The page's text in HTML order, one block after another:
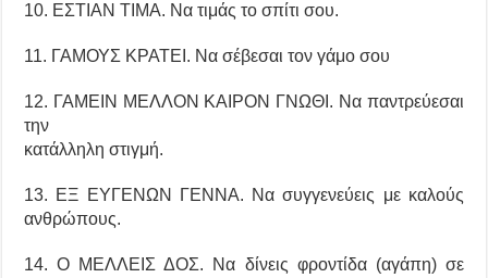
10. ΕΣΤΙΑΝ ΤΙΜΑ. Να τιμάς το σπίτι σου.
11. ΓΑΜΟΥΣ ΚΡΑΤΕΙ. Να σέβεσαι τον γάμο σου
12. ΓΑΜΕΙΝ ΜΕΛΛΟΝ ΚΑΙΡΟΝ ΓΝΩΘΙ. Να παντρεύεσαι
την
κατάλληλη στιγμή.
13. ΕΞ ΕΥΓΕΝΩΝ ΓΕΝΝΑ. Να συγγενεύεις με καλούς
ανθρώπους.
14. Ο ΜΕΛΛΕΙΣ ΔΟΣ. Να δίνεις φροντίδα (αγάπη) σε